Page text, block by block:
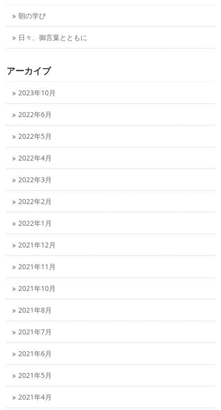
朝の学び
日々、御言葉とともに
アーカイブ
2023年10月
2022年6月
2022年5月
2022年4月
2022年3月
2022年2月
2022年1月
2021年12月
2021年11月
2021年10月
2021年8月
2021年7月
2021年6月
2021年5月
2021年4月